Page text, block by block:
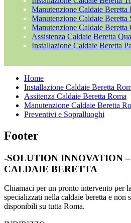
Manutenzione Caldaie Beretta
Manutenzione Caldaie Beretta
Manutenzione Caldaie Beretta
Assistenza Caldaie Beretta
Installazione Caldaie Beretta
Home
Installazione Caldaie Beretta
Assitenza Caldaie Beretta Roma
Manutenzione Caldaie Beretta
Preventivi e Sopralluoghi
Footer
-SOLUTION INNOVATION
CALDAIE BERETTA
Chiamaci per un pronto intervento per
specializzati nella caldaie beretta e non
disponibili su tutta Roma.